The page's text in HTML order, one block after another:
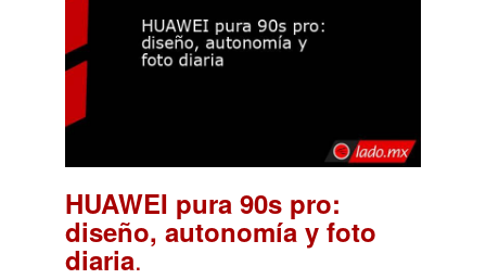
HUAWEI pura 90s pro:
diseño, autonomía y foto
diaria.